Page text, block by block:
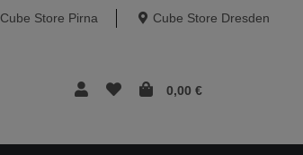
Cube Store Pirna Cube Store Dresden
0,00 €